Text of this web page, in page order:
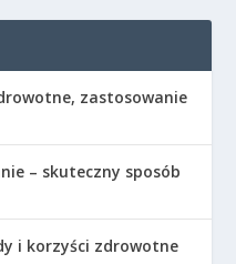
zastosowanie
– skuteczny sposób
i korzyści zdrowotne